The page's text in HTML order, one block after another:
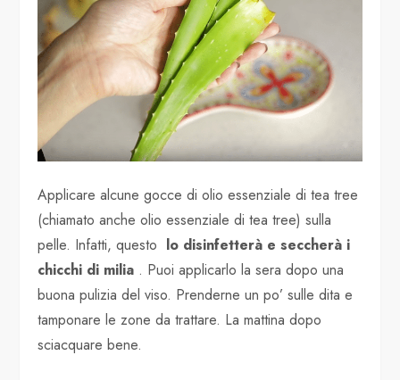
Applicare alcune gocce di olio essenziale di tea tree
(chiamato anche olio essenziale di tea tree) sulla
pelle. Infatti, questo lo disinfetterà e seccherà i
chicchi di milia . Puoi applicarlo la sera dopo una
buona pulizia del viso. Prenderne un po’ sulle dita e
tamponare le zone da trattare. La mattina dopo
sciacquare bene.